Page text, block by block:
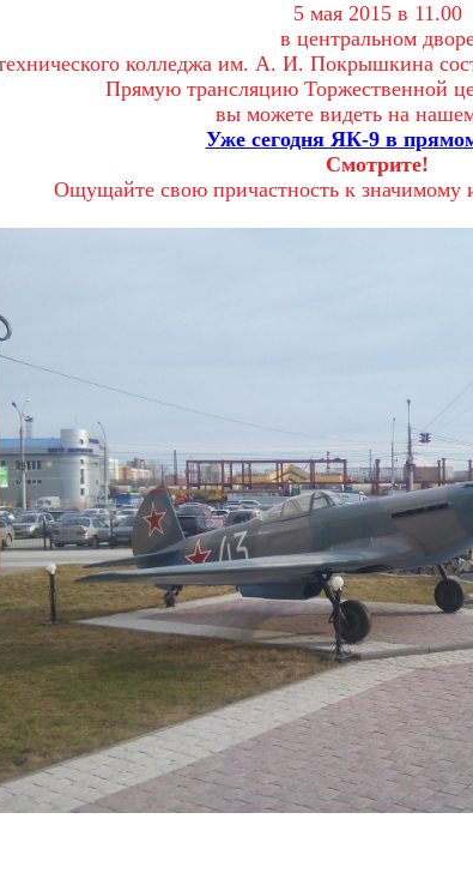
5 мая 2015 в 11.00
в центральном
колледжа им. А. И. Покрышкина
Прямую трансляцию Торжественной
вы можете видеть на
Уже сегодня ЯК-9 в
Смотрите!
Ощущайте свою причастность к значимому